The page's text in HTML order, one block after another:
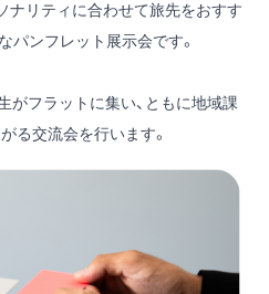
ナリティに合わせて旅先をおすす
パンフレット展示会です。
がフラットに集い、ともに地域課
る交流会を行います。